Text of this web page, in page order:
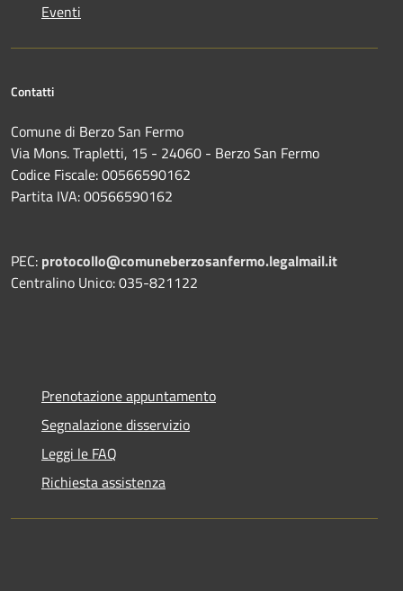
Eventi
Contatti
Comune di Berzo San Fermo
Via Mons. Trapletti, 15 - 24060 - Berzo San Fermo
Codice Fiscale: 00566590162
Partita IVA: 00566590162
PEC: protocollo@comuneberzosanfermo.legalmail.it
Centralino Unico: 035-821122
Prenotazione appuntamento
Segnalazione disservizio
Leggi le FAQ
Richiesta assistenza